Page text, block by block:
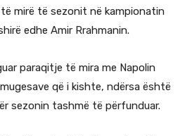
mirë të sezonit në kampionatin
edhe Amir Rrahmanin.
paraqitje të mira me Napolin
që i kishte, ndërsa është
sezonin tashmë të përfunduar.